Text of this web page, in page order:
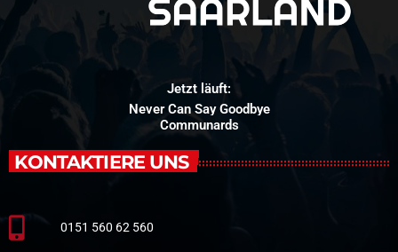
Jetzt läuft:
Never Can Say Goodbye
Communards
KONTAKTIERE UNS
0151 560 62 560